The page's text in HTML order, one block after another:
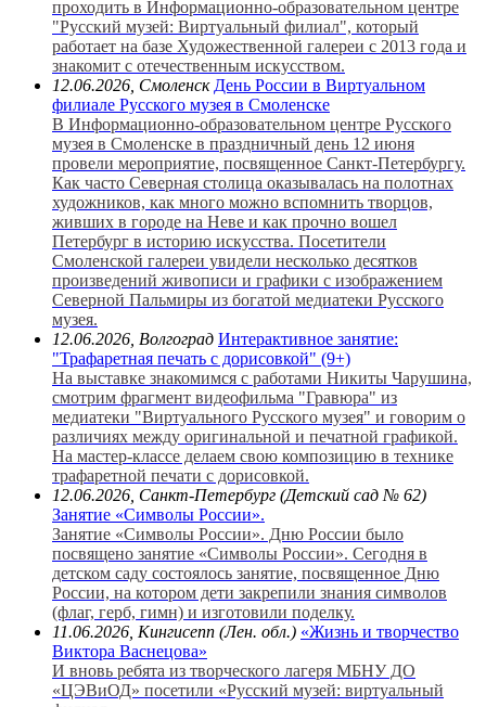
проходить в Информационно-образовательном центре
"Русский музей: Виртуальный филиал", который
работает на базе Художественной галереи с 2013 года и
знакомит с отечественным искусством.
12.06.2026, Смоленск День России в Виртуальном
филиале Русского музея в Смоленске
В Информационно-образовательном центре Русского
музея в Смоленске в праздничный день 12 июня
провели мероприятие, посвященное Санкт-Петербургу.
Как часто Северная столица оказывалась на полотнах
художников, как много можно вспомнить творцов,
живших в городе на Неве и как прочно вошел
Петербург в историю искусства. Посетители
Смоленской галереи увидели несколько десятков
произведений живописи и графики с изображением
Северной Пальмиры из богатой медиатеки Русского
музея.
12.06.2026, Волгоград Интерактивное занятие:
"Трафаретная печать с дорисовкой" (9+)
На выставке знакомимся с работами Никиты Чарушина,
смотрим фрагмент видеофильма "Гравюра" из
медиатеки "Виртуального Русского музея" и говорим о
различиях между оригинальной и печатной графикой.
На мастер-классе делаем свою композицию в технике
трафаретной печати с дорисовкой.
12.06.2026, Санкт-Петербург (Детский сад № 62)
Занятие «Символы России».
Занятие «Символы России». Дню России было
посвящено занятие «Символы России». Сегодня в
детском саду состоялось занятие, посвященное Дню
России, на котором дети закрепили знания символов
(флаг, герб, гимн) и изготовили поделку.
11.06.2026, Кингисепп (Лен. обл.) «Жизнь и творчество
Виктора Васнецова»
И вновь ребята из творческого лагеря МБНУ ДО
«ЦЭВиОД» посетили «Русский музей: виртуальный